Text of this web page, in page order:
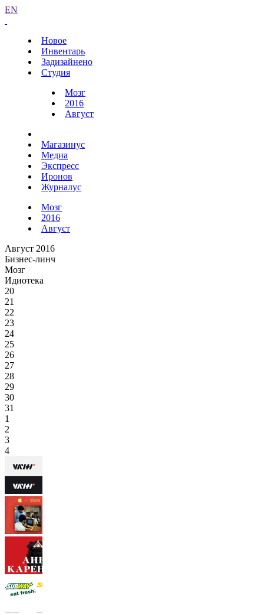
EN
Новое
Инвентарь
Задизайнено
Студия
Мозг
2016
Август
Магазинус
Медиа
Экспресс
Иронов
Журналус
Мозг
2016
Август
Август 2016
Бизнес-линч
Мозг
Идиотека
20
21
22
23
24
25
26
27
28
29
30
31
1
2
3
4